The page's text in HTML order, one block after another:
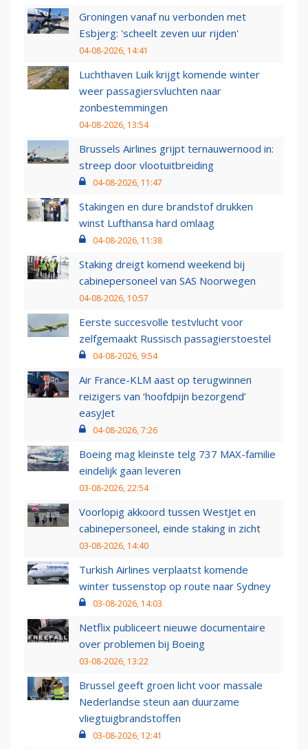
Groningen vanaf nu verbonden met
Esbjerg: 'scheelt zeven uur rijden'
04-08-2026, 14:41
Luchthaven Luik krijgt komende winter
weer passagiersvluchten naar
zonbestemmingen
04-08-2026, 13:54
Brussels Airlines grijpt ternauwernood in:
streep door vlootuitbreiding
04-08-2026, 11:47
Stakingen en dure brandstof drukken
winst Lufthansa hard omlaag
04-08-2026, 11:38
Staking dreigt komend weekend bij
cabinepersoneel van SAS Noorwegen
04-08-2026, 10:57
Eerste succesvolle testvlucht voor
zelfgemaakt Russisch passagierstoestel
04-08-2026, 9:54
Air France-KLM aast op terugwinnen
reizigers van ‘hoofdpijn bezorgend’
easyJet
04-08-2026, 7:26
Boeing mag kleinste telg 737 MAX-familie
eindelijk gaan leveren
03-08-2026, 22:54
Voorlopig akkoord tussen WestJet en
cabinepersoneel, einde staking in zicht
03-08-2026, 14:40
Turkish Airlines verplaatst komende
winter tussenstop op route naar Sydney
03-08-2026, 14:03
Netflix publiceert nieuwe documentaire
over problemen bij Boeing
03-08-2026, 13:22
Brussel geeft groen licht voor massale
Nederlandse steun aan duurzame
vliegtuigbrandstoffen
03-08-2026, 12:41